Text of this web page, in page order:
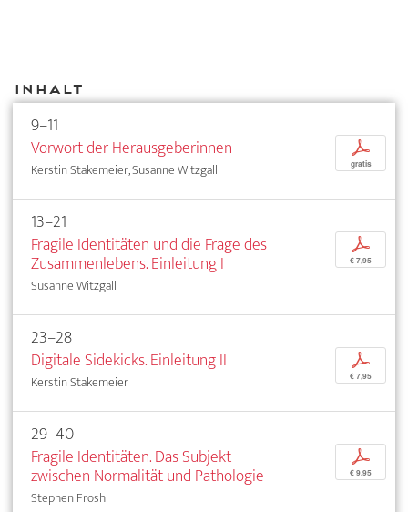
Inhalt
9–11
Vorwort der Herausgeberinnen
Kerstin Stakemeier, Susanne Witzgall
p
gratis
13–21
Fragile Identitäten und die Frage des
Zusammenlebens. Einleitung I
Susanne Witzgall
p
€ 7,95
23–28
Digitale Sidekicks. Einleitung II
Kerstin Stakemeier
p
€ 7,95
29–40
Fragile Identitäten. Das Subjekt
zwischen Normalität und Pathologie
Stephen Frosh
p
€ 9,95